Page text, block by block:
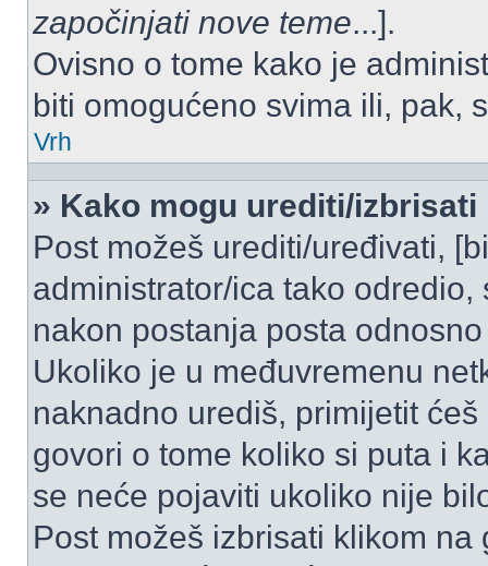
započinjati nove teme...].
Ovisno o tome kako je
biti omogućeno svima ili, pak,
Vrh
» Kako mogu urediti/izbrisati
Post možeš urediti/uređivati,
administrator/ica tako
nakon postanja posta
Ukoliko je u međuvremenu
naknadno urediš, primijetit
govori o tome koliko si puta i
se neće pojaviti ukoliko nije
Post možeš izbrisati klikom